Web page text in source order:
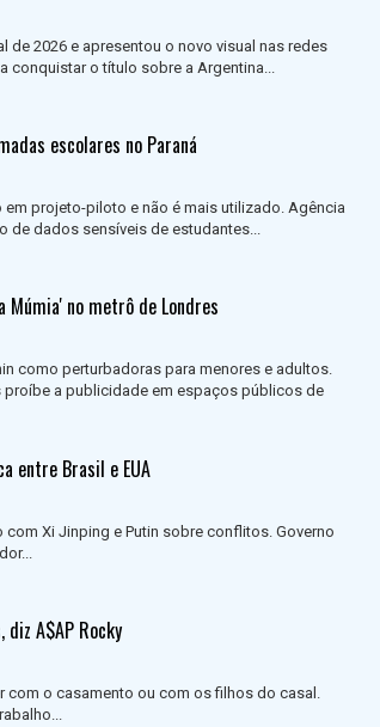
2026 e apresentou o novo visual nas redes
conquistar o título sobre a Argentina...
escolares no Paraná
projeto-piloto e não é mais utilizado. Agência
de dados sensíveis de estudantes...
no metrô de Londres
como perturbadoras para menores e adultos.
proíbe a publicidade em espaços públicos de
entre Brasil e EUA
Xi Jinping e Putin sobre conflitos. Governo
diz A$AP Rocky
com o casamento ou com os filhos do casal.